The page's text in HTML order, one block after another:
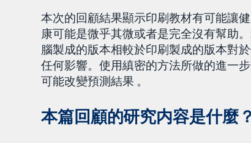
本次的回顧結果顯示印刷教材有可能讓
康可能是微乎其微或者是完全沒有幫助
腦製成的版本相較於印刷製成的版本對
任何影響。使用縝密的方法所做的進一
可能改變預測結果 。
本篇回顧的研究内容是什麼？